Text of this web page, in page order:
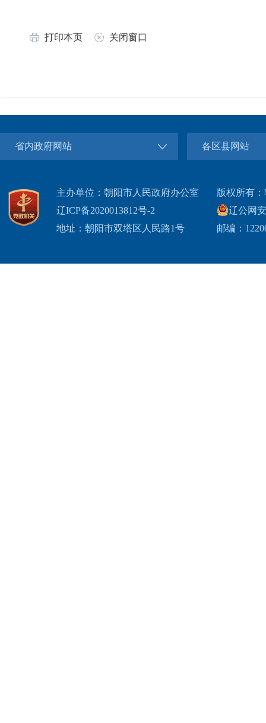
打印本页 关闭窗口
省内政府网站 各区县网站
主办单位：朝阳市人民政府办公室
辽ICP备2020013812号-2
地址：朝阳市双塔区人民路1号
版权所有
辽公网
邮编：